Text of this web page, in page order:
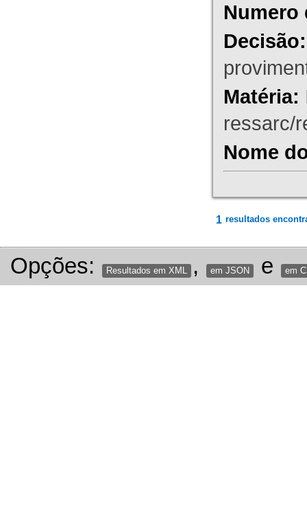
Numero
Decisão:
Matéria:
ressarc/
Nome
1 resultados
Opções: Resultados em XML , em JSON e em